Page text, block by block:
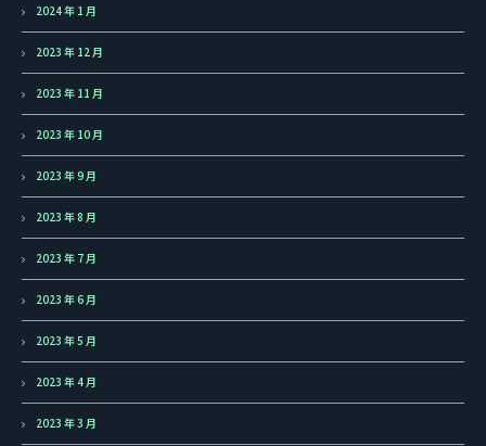
2024 年 1 月
2023 年 12 月
2023 年 11 月
2023 年 10 月
2023 年 9 月
2023 年 8 月
2023 年 7 月
2023 年 6 月
2023 年 5 月
2023 年 4 月
2023 年 3 月